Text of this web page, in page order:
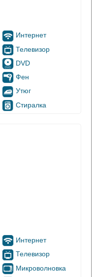
Интернет
Телевизор
DVD
Фен
Утюг
Стиралка
Интернет
Телевизор
Микроволновка